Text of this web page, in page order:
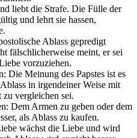
liebt die Strafe. Die Fülle der
und lehrt sie hassen,
Ablass gepredigt
fälschlicherweise meint, er sei
vorzuziehen.
Die Meinung des Papstes ist es
in irgendeiner Weise mit
vergleichen sei.
Dem Armen zu geben oder dem
als Ablass zu kaufen.
wächst die Liebe und wird